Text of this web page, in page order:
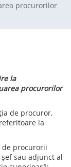
procurorilor
la
procurorilor
de procuror,
la
de procurorii
sau adjunct al